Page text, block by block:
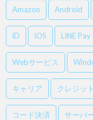
Amazon Android
iD iOS LINE Pay
Webサービス
キャリア クレジッ
コード決済 サーバ